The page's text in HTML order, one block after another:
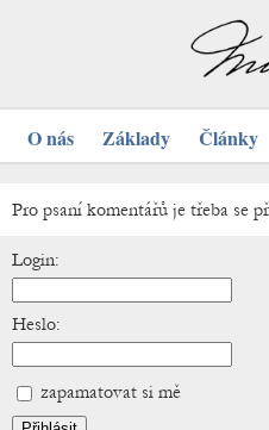
O nás Základy Články
Pro psaní komentářů je třeba se
Login:
Heslo:
zapamatovat si mě